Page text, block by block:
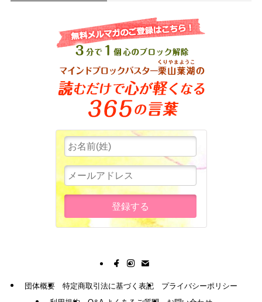
団体概要 特定商取引法に基づく表記
プライバシーポリシー